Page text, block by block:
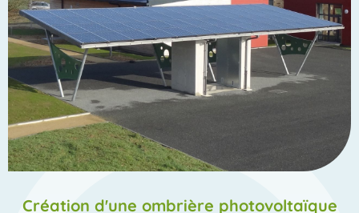
Création d'une ombrière photovoltaïque